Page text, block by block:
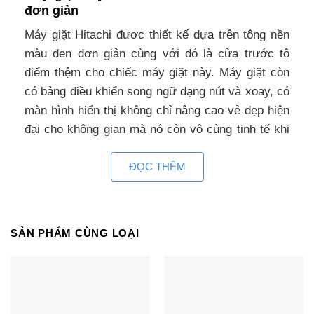
đơn giản
Máy giặt Hitachi đươc thiết kế dựa trên tông nền
màu đen đơn giản cùng với đó là cửa trước tô
điểm thệm cho chiếc máy giặt này. Máy giặt còn
có bảng điều khiển song ngữ dạng nút và xoay, có
màn hình hiển thị không chỉ nâng cao vẻ đẹp hiện
đại cho không gian mà nó còn vô cùng tinh tế khi
Có thể nói đây là một trong những dòng máy giặt
loại không gian nội thất khác nhau từ cổ điển đến
ĐỌC THÊM
SẢN PHẨM CÙNG LOẠI